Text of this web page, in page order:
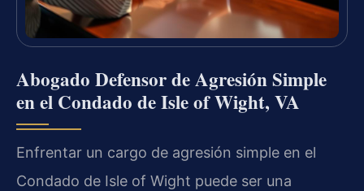
Abogado Defensor de Agresión Simple
en el Condado de Isle of Wight, VA
Enfrentar un cargo de agresión simple en el
Condado de Isle of Wight puede ser una